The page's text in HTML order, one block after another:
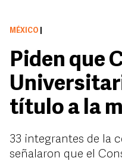
MÉXICO
Piden que
título a la
33 integrantes de la
señalaron que el